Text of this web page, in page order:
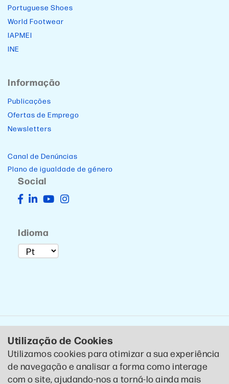
Portuguese Shoes
World Footwear
IAPMEI
INE
Informação
Publicações
Ofertas de Emprego
Newsletters
Canal de Denúncias
Plano de igualdade de género
Social
Idioma
© 2020 CTCP . Todos os direitos reservados . Política de
Utilização de Cookies
Utilizamos cookies para otimizar a sua experiência
de navegação e analisar a forma como interage
com o site, ajudando-nos a torná-lo ainda mais